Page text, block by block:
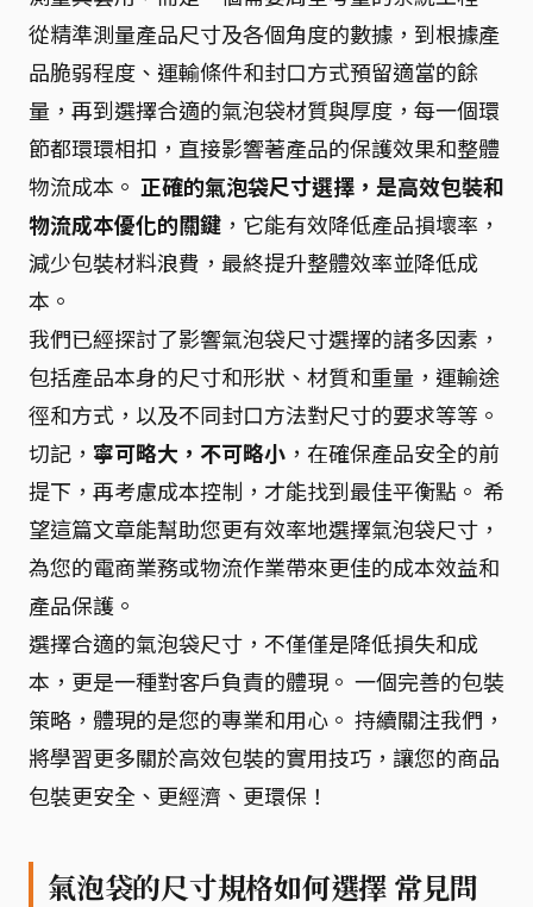
從精準測量產品尺寸及各個角度的數據，到根據產
品脆弱程度、運輸條件和封口方式預留適當的餘
量，再到選擇合適的氣泡袋材質與厚度，每一個環
節都環環相扣，直接影響著產品的保護效果和整體
物流成本。 正確的氣泡袋尺寸選擇，是高效包裝和
物流成本優化的關鍵 ，它能有效降低產品損壞率，
減少包裝材料浪費，最終提升整體效率並降低成
本。
我們已經探討了影響氣泡袋尺寸選擇的諸多因素，
包括產品本身的尺寸和形狀、材質和重量，運輸途
徑和方式，以及不同封口方法對尺寸的要求等等。
切記， 寧可略大，不可略小 ，在確保產品安全的前
提下，再考慮成本控制，才能找到最佳平衡點。 希
望這篇文章能幫助您更有效率地選擇氣泡袋尺寸，
為您的電商業務或物流作業帶來更佳的成本效益和
產品保護。
選擇合適的氣泡袋尺寸，不僅僅是降低損失和成
本，更是一種對客戶負責的體現。 一個完善的包裝
策略，體現的是您的專業和用心。 持續關注我們，
將學習更多關於高效包裝的實用技巧，讓您的商品
包裝更安全、更經濟、更環保！
氣泡袋的尺寸規格如何選擇 常見問